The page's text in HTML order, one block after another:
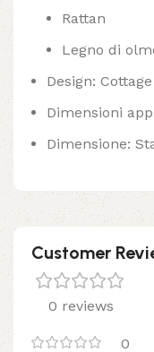
Rattan
Legno di
Design: Cottage
Dimensioni
Dimensione:
Customer
0 reviews
0